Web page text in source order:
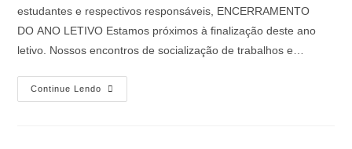
estudantes e respectivos responsáveis, ENCERRAMENTO
DO ANO LETIVO Estamos próximos à finalização deste ano
letivo. Nossos encontros de socialização de trabalhos e…
Continue Lendo